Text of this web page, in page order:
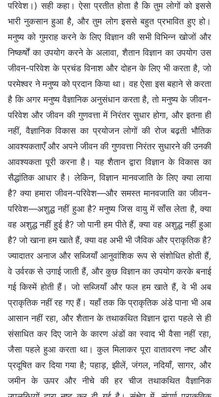
परिवेश।) सही कहा। ऐसा प्रतीत होता है कि तुम लोगों को इससे
भारी नुकसान हुआ है, और तुम लोग इससे बहुत प्रभावित हुए हो।
मनुष्य को गुमराह करने के लिए विज्ञान की सभी विभिन्न खोजों और
निष्कर्षों का उपयोग करने के अलावा, शैतान विज्ञान का उपयोग उस
जीवन-परिवेश के प्रचंड विनाश और दोहन के लिए भी करता है, जो
परमेश्वर ने मनुष्य को प्रदान किया था। वह ऐसा इस बहाने से करता
है कि अगर मनुष्य वैज्ञानिक अनुसंधान करता है, तो मनुष्य के जीवन-
परिवेश और जीवन की गुणवत्ता में निरंतर सुधार होगा, और इतना ही
नहीं, वैज्ञानिक विकास का प्रयोजन लोगों की रोज बढ़ती भौतिक
आवश्यकताएँ और अपने जीवन की गुणवत्ता निरंतर सुधारने की उनकी
आवश्यकता पूरी करना है। यह शैतान द्वारा विज्ञान के विकास का
सैद्धांतिक आधार है। लेकिन, विज्ञान मानवजाति के लिए क्या लाया
है? क्या हमारा जीवन-परिवेश—और समस्त मानवजाति का जीवन-
परिवेश—अशुद्ध नहीं हुआ है? मनुष्य जिस वायु में साँस लेता है, क्या
वह अशुद्ध नहीं हुई है? जो पानी हम पीते हैं, क्या वह अशुद्ध नहीं हुआ
है? जो खाना हम खाते हैं, क्या वह अभी भी जैविक और प्राकृतिक है?
ज्यादातर अनाज और सब्जियाँ आनुवांशिक रूप से संशोधित होती हैं,
वे उर्वरक से उगाई जाती हैं, और कुछ विज्ञान का उपयोग करके बनाई
गई किस्में होती हैं। जो सब्जियाँ और फल हम खाते हैं, वे भी अब
प्राकृतिक नहीं रह गए हैं। यहाँ तक कि प्राकृतिक अंडे पाना भी अब
आसान नहीं रहा, और शैतान के तथाकथित विज्ञान द्वारा पहले से ही
संसाधित कर दिए जाने के कारण अंडों का स्वाद भी वैसा नहीं रहा,
जैसा पहले हुआ करता था। कुल मिलाकर पूरा वातावरण नष्ट और
प्रदूषित कर दिया गया है; पहाड़, झीलें, जंगल, नदियाँ, सागर, और
जमीन के ऊपर और नीचे की हर चीज तथाकथित वैज्ञानिक